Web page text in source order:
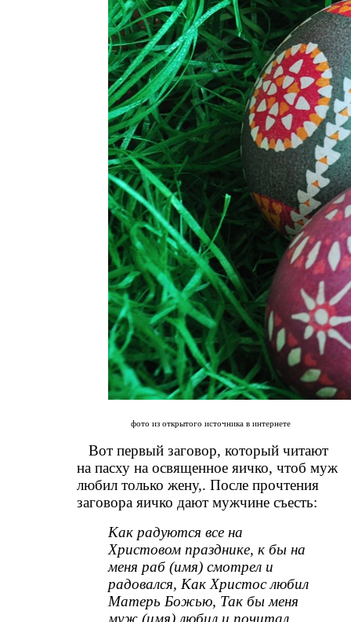
фото из открытого источника в интернете
Вот первый заговор, который читают
на пасху на освященное яичко, чтоб муж
любил только жену,. После прочтения
заговора яичко дают мужчине съесть:
Как радуются все на
Христовом празднике, к бы на
меня раб (имя) смотрел и
радовался, Как Христос любил
Матерь Божью, Так бы меня
муж (имя) любил и почитал.